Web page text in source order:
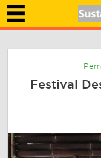
Festival